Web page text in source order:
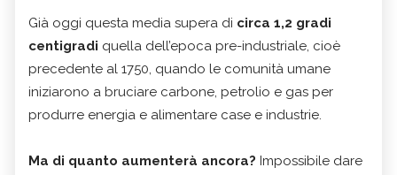
Già oggi questa media supera di circa 1,2 gradi
centigradi quella dell’epoca pre-industriale, cioè
precedente al 1750, quando le comunità umane
iniziarono a bruciare carbone, petrolio e gas per
produrre energia e alimentare case e industrie.
Ma di quanto aumenterà ancora? Impossibile dare